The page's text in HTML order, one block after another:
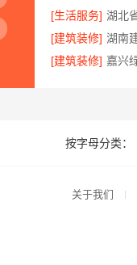
[生活服务]
[建筑装修]
[建筑装修]
按字母分类：
关于我们